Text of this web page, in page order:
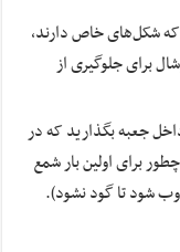
شکل‌های خاص دارند،
برای جلوگیری از
جعبه بگذارید که در
برای اولین بار شمع
شود تا گود نشود).